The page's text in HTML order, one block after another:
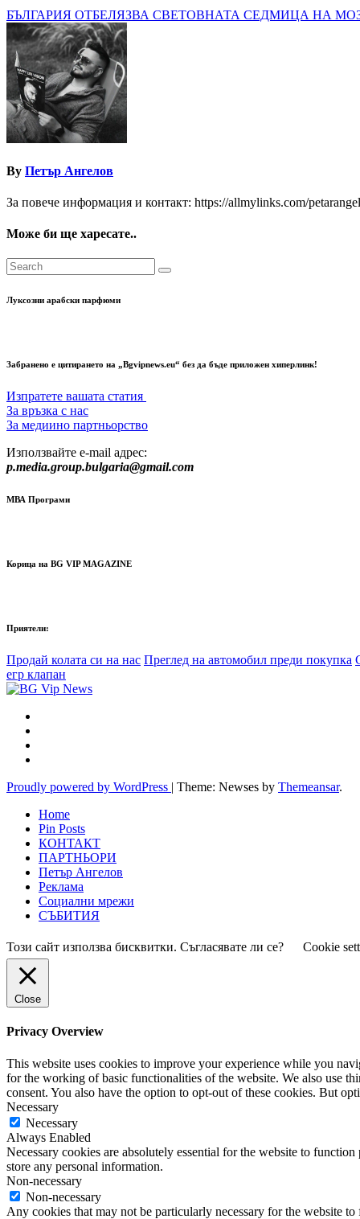
Навигация
БЪЛГАРИЯ ОТБЕЛЯЗВА СВЕТОВНАТА СЕДМИЦА НА
By Петър Ангелов
За повече информация и контакт: https://allmylinks.com/
Може би ще харесате..
Луксозни арабски парфюми
Забранено е цитирането на „Bgvipnews.eu“ без да бъде приложен хиперлинк!
Изпратете вашата статия
За връзка с нас
За медиино партньорство
Използвайте e-mail адрес:
p.media.group.bulgaria@gmail.com
МВА Програми
Корица на BG VIP MAGAZINE
Приятели:
Продай колата си на нас Преглед на автомобил преди покупка
егр клапан
Proudly powered by WordPress | Theme: Newses by Themeansar.
Home
Pin Posts
КОНТАКТ
ПАРТНЬОРИ
Петър Ангелов
Реклама
Социални мрежи
СЪБИТИЯ
Този сайт използва бисквитки. Съгласявате ли се? Cookie
Close
Privacy Overview
This website uses cookies to improve your experience while you
for the working of basic functionalities of the website. We also use
consent. You also have the option to opt-out of these cookies. But
Necessary
Necessary
Always Enabled
Necessary cookies are absolutely essential for the website to
store any personal information.
Non-necessary
Non-necessary
Any cookies that may not be particularly necessary for the website